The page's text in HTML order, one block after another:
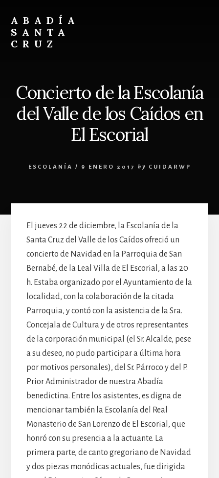
content
footer
ABADÍA
SANTA
CRUZ
Concierto de la Escolanía
del Valle de los Caídos en
El Escorial
ESCOLANÍA / 9 ENERO 2017 by CUIDARWP
El jueves 22 de diciembre, la Escolanía de la
Santa Cruz del Valle de los Caídos ofreció un
concierto de Navidad en la Parroquia de San
Bernabé, de la Leal Villa de El Escorial, a las 20
h. Estaba organizado por el Ayuntamiento de la
localidad, con la colaboración de la citada
Parroquia, y contó con la asistencia de la Sra.
Concejala de Cultura y de otros representantes
de la corporación municipal (el Sr. Alcalde, pese
a su deseo, no pudo participar a última hora
por motivos personales), del Sr. Párroco y del P.
Prior Administrador de nuestra Abadía
benedictina. Entre los asistentes, es digna de
mencionar también la Escolanía del Real
Monasterio de San Lorenzo de El Escorial, que
honró con su presencia a la actuante. La
primera parte, de canto gregoriano de Navidad
y dos piezas monódicas actuales, fue dirigida